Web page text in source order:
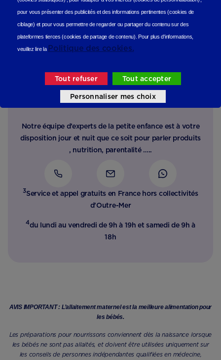
Besoin d’un conseil, d’une
écoute ?
Notre équipe d’experts de la petite enfance est à votre
disposition jour et nuit que ce soit pour parler produits
, nutrition, parentalité …..
3Service et appel gratuits en France hors collectivités
d'Outre-Mer​
4du lundi au vendredi de 9h à 19h et samedi de 9h à
18h
AVIS IMPORTANT : L’allaitement maternel est la meilleure alimentation pour
les bébés.
Les préparations pour nourrissons conviennent dès la naissance lorsque
les bébés ne sont pas allaités, et doivent être utilisées uniquement sur
les conseils de personnes indépendantes qualifiées en médecine,
pour vous présenter des publicités et des informations pertinentes (cookies de
ciblage) et pour vous permettre de regarder ou partager du contenu sur des
plateformes tierces (cookies de partage de contenu). Pour plus d'informations,
veuillez lire la Politique des cookies.
Tout refuser Tout accepter
Personnaliser mes choix